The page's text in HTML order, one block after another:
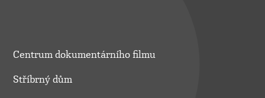
Centrum dokumentárního filmu
Stříbrný dům